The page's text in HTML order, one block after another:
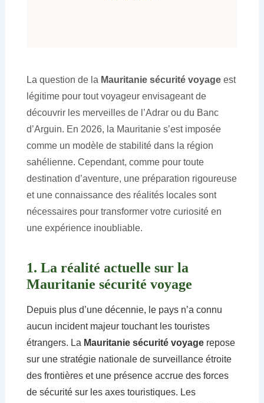
La question de la Mauritanie sécurité voyageest
légitime pour tout voyageur envisageant de
découvrir les merveilles de l’Adrar ou du Banc
d’Arguin. En 2026, la Mauritanie s’est imposée
comme un modèle de stabilité dans la région
sahélienne. Cependant, comme pour toute
destination d’aventure, une préparation rigoureuse
et une connaissance des réalités locales sont
nécessaires pour transformer votre curiosité en
une expérience inoubliable.
1. La réalité actuelle sur la
Mauritanie sécurité voyage
Depuis plus d’une décennie, le pays n’a connu
aucun incident majeur touchant les touristes
étrangers. La Mauritanie sécurité voyagerepose
sur une stratégie nationale de surveillance étroite
des frontières et une présence accrue des forces
de sécurité sur les axes touristiques. Les